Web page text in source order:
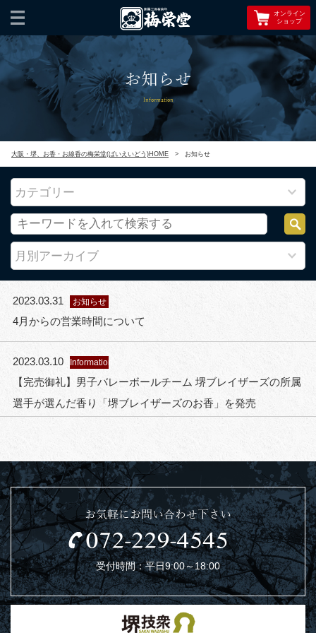
オンライン
ショップ
お知らせ
Information
大阪・堺、お香・お線香の梅栄堂(ばいえいどう)HOME > お知らせ
カテゴリー
月別アーカイブ
2023.03.31 お知らせ
4月からの営業時間について
2023.03.10 Information
【完売御礼】男子バレーボールチーム 堺ブレイザーズの所属
選手が選んだ香り「堺ブレイザーズのお香」を発売
お気軽にお問い合わせ下さい
受付時間：平日9:00～18:00